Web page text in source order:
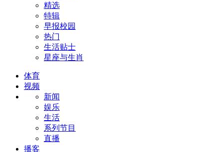
精选
特辑
早报校园
热门
生活贴士
星座与生肖
体育
视频
新闻
娱乐
生活
系列节目
直播
播客